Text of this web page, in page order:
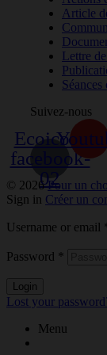
Article
Lettre
Suivez-nous
Ecoicon-
facebook-
02
© 2026Pour un
Sign in Créer un
Username or email
Password *
Login
Lost your
Menu